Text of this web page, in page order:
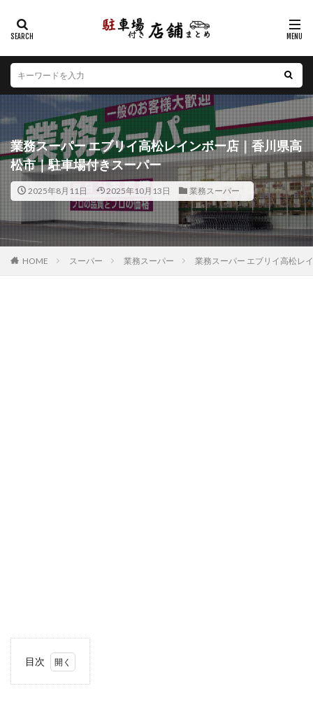
業務スーパー エブリイ高松レインボー店｜香川県高
松市｜駐車場付きスーパー
2025年8月11日 2025年10月13日 業務スーパー
HOME スーパー 業務スーパー 業務スーパー エブリイ高松レ
目次
カテゴリー
エリア
北海道 青森県 岩手県 宮城県
秋田県
山形県
福島県 茨城県 栃木県
群馬県
埼玉県
千葉県 東京都 神奈川県
新潟県
山梨県
長野県 富山県 石川県
福井県
岐阜県
静岡県 愛知県 三重県
滋賀県
京都府
大阪府 兵庫県 奈良県
和歌山県
鳥取県
島根県 岡山県 広島県
山口県
徳島県
香川県 愛媛県 高知県
福岡県
佐賀県
長崎県 熊本県 大分県
宮崎県